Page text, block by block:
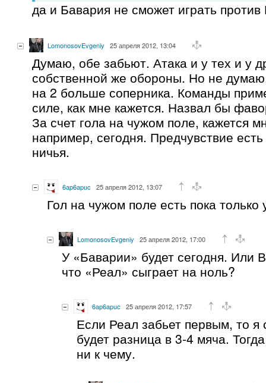
да и Бавария не сможет играть
LomonosovEvgeniy 25 апреля 2012, 13:04
Думаю, обе забьют. Атака и у тех и у
собственной же обороны. Но не
на 2 больше соперника. Команды
силе, как мне кажется. Назвал бы
За счет гола на чужом поле, кажется
например, сегодня. Предчувствие
ничья.
6ap6apuc 25 апреля 2012, 13:07
Гол на чужом поле есть пока только
LomonosovEvgeniy 25 апреля 2012, 17:00
У «Баварии» будет сегодня. Или
что «Реал» сыграет на ноль?
6ap6apuc 25 апреля 2012, 17:57
Если Реал забьет первым, то я
будет разница в 3-4 мяча.
ни к чему.